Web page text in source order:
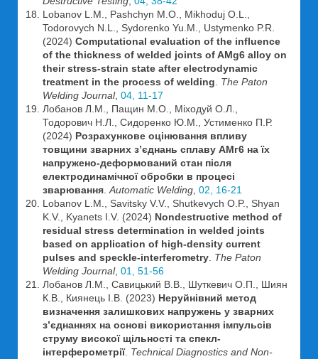
Lobanov L.M., Pashchyn M.O., Mikhoduj O.L.,
Todorovych N.L., Sydorenko Yu.M., Ustymenko P.R.
(2024) Computational evaluation of the influence
of the thickness of welded joints of AMg6 alloy on
their stress-strain state after electrodynamic
treatment in the process of welding
The Paton
Welding Journal, 04, 11-17
Лобанов Л.М., Пащин М.О., Міходуй О.Л.,
Тодорович Н.Л., Сидоренко Ю.М., Устименко П.Р.
(2024) Розрахункове оцінювання впливу
товщини зварних з’єднань сплаву АМг6 на їх
напружено-деформований стан після
електродинамічної обробки в процесі
зварювання Automatic Welding 02, 16-21
Lobanov L.M., Savitsky V.V., Shutkevych O.P., Shyan
K.V., Kyanets I.V. (2024) Nondestructive method of
residual stress determination in welded joints
based on application of high-density current
pulses and speckle-interferometry The Paton
Welding Journal, 01, 51-56
Лобанов Л.М., Савицький В.В., Шуткевич О.П., Шиян
К.В., Киянець І.В. (2023) Неруйнівний метод
визначення залишкових напружень у зварних
з’єднаннях на основі використання імпульсів
струму високої щільності та спекл-
інтерферометрії. Technical Diagnostics and Non-